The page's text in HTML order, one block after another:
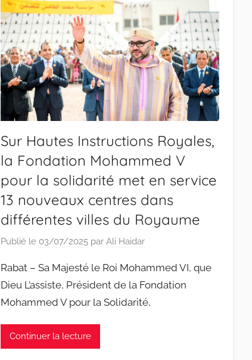
Sur Hautes Instructions Royales,
la Fondation Mohammed V
pour la solidarité met en service
13 nouveaux centres dans
différentes villes du Royaume
Publié le 03/07/2025 parAli Haidar
Rabat – Sa Majesté le Roi Mohammed VI, que
Dieu L’assiste, Président de la Fondation
Mohammed V pour la Solidarité,
Continuer la lecture